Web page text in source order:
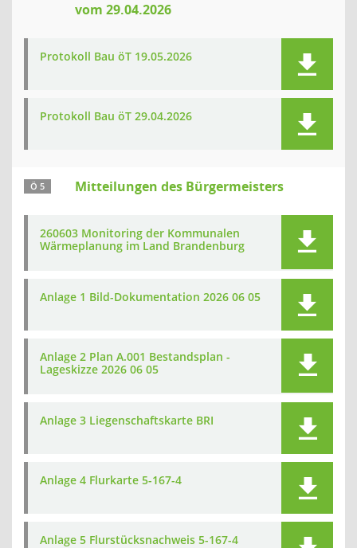
vom 29.04.2026
Protokoll Bau öT 19.05.2026
Protokoll Bau öT 29.04.2026
Ö 5 Mitteilungen des Bürgermeisters
260603 Monitoring der Kommunalen
Wärmeplanung im Land Brandenburg
Anlage 1 Bild-Dokumentation 2026 06 05
Anlage 2 Plan A.001 Bestandsplan -
Lageskizze 2026 06 05
Anlage 3 Liegenschaftskarte BRI
Anlage 4 Flurkarte 5-167-4
Anlage 5 Flurstücksnachweis 5-167-4